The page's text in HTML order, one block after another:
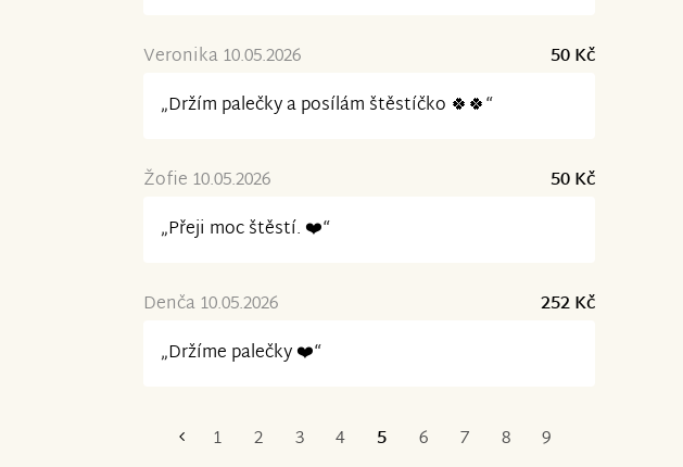
Veronika 10.05.2026
50 Kč
„Držím palečky a posílám štěstíčko 🍀🍀“
Žofie 10.05.2026
50 Kč
„Přeji moc štěstí. ❤️“
Denča 10.05.2026
252 Kč
„Držíme palečky ❤️“
1 2 3 4 5 6 7 8
9